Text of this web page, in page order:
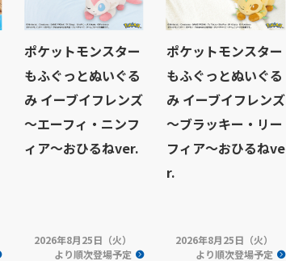
ポケットモンスター
もふぐっとぬいぐる
み イーブイフレンズ
～エーフィ・ニンフ
ィア～おひるねver.
2026年8月25日（火）
より順次登場予定
ポケットモンスター
もふぐっとぬいぐる
み イーブイフレンズ
～ブラッキー・リー
フィア～おひるねve
r.
2026年8月25日（火）
より順次登場予定